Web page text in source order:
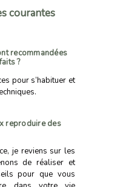
courantes
recommandées
?
pour s’habituer et
reproduire des
je reviens sur les
de réaliser et
pour que vous